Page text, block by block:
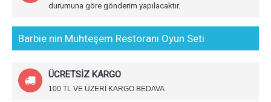
durumuna göre gönderim yapılacaktır.
Barbie nin Muhteşem Restoranı Oyun Seti
ÜCRETSİZ KARGO
100 TL VE ÜZERİ KARGO BEDAVA